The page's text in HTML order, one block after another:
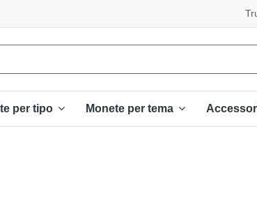
per tipo Monete per tema